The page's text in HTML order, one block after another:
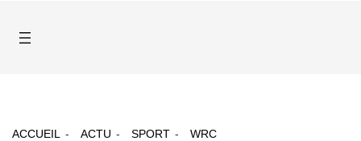
ACCUEIL ACTU SPORT WRC